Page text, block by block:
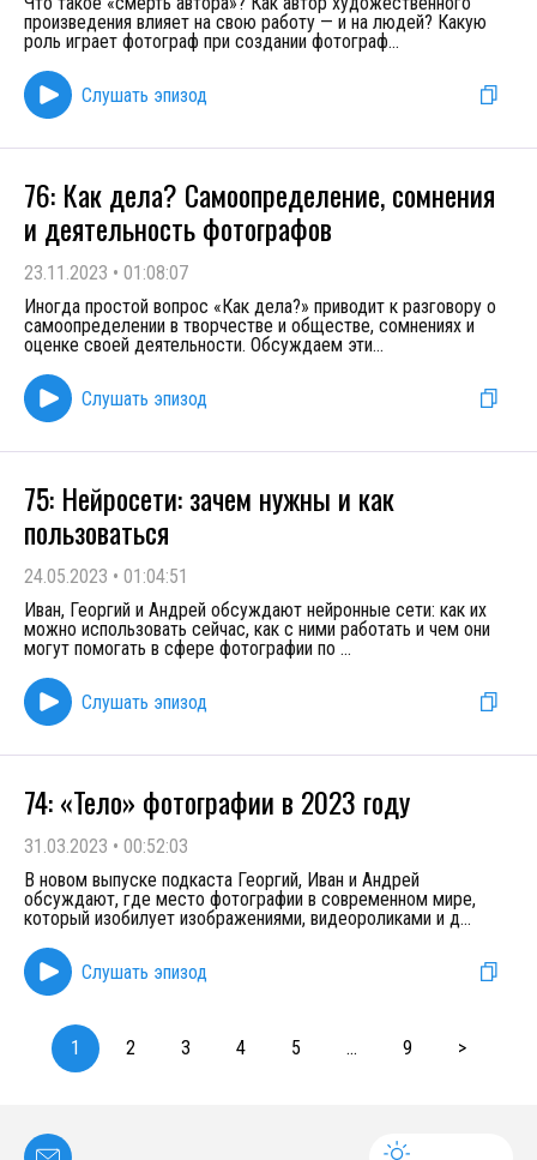
произведения влияет на свою работу — и на людей? Какую
роль играет фотограф при создании фотограф...
Слушать эпизод
76: Как дела? Самоопределение, сомнения
и деятельность фотографов
23.11.2023 • 01:08:07
Иногда простой вопрос «Как дела?» приводит к разговору о
самоопределении в творчестве и обществе, сомнениях и
оценке своей деятельности. Обсуждаем эти...
Слушать эпизод
75: Нейросети: зачем нужны и как
пользоваться
24.05.2023 • 01:04:51
Иван, Георгий и Андрей обсуждают нейронные сети: как их
можно использовать сейчас, как с ними работать и чем они
могут помогать в сфере фотографии по ...
Слушать эпизод
74: «Тело» фотографии в 2023 году
31.03.2023 • 00:52:03
В новом выпуске подкаста Георгий, Иван и Андрей
обсуждают, где место фотографии в современном мире,
который изобилует изображениями, видеороликами и д...
Слушать эпизод
1 2 3 4 5 ... 9 >